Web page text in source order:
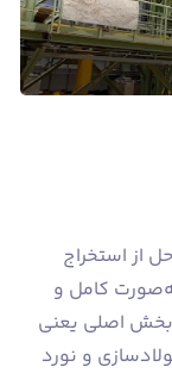
از استخراج
کامل و
اصلی یعنی
و نورد